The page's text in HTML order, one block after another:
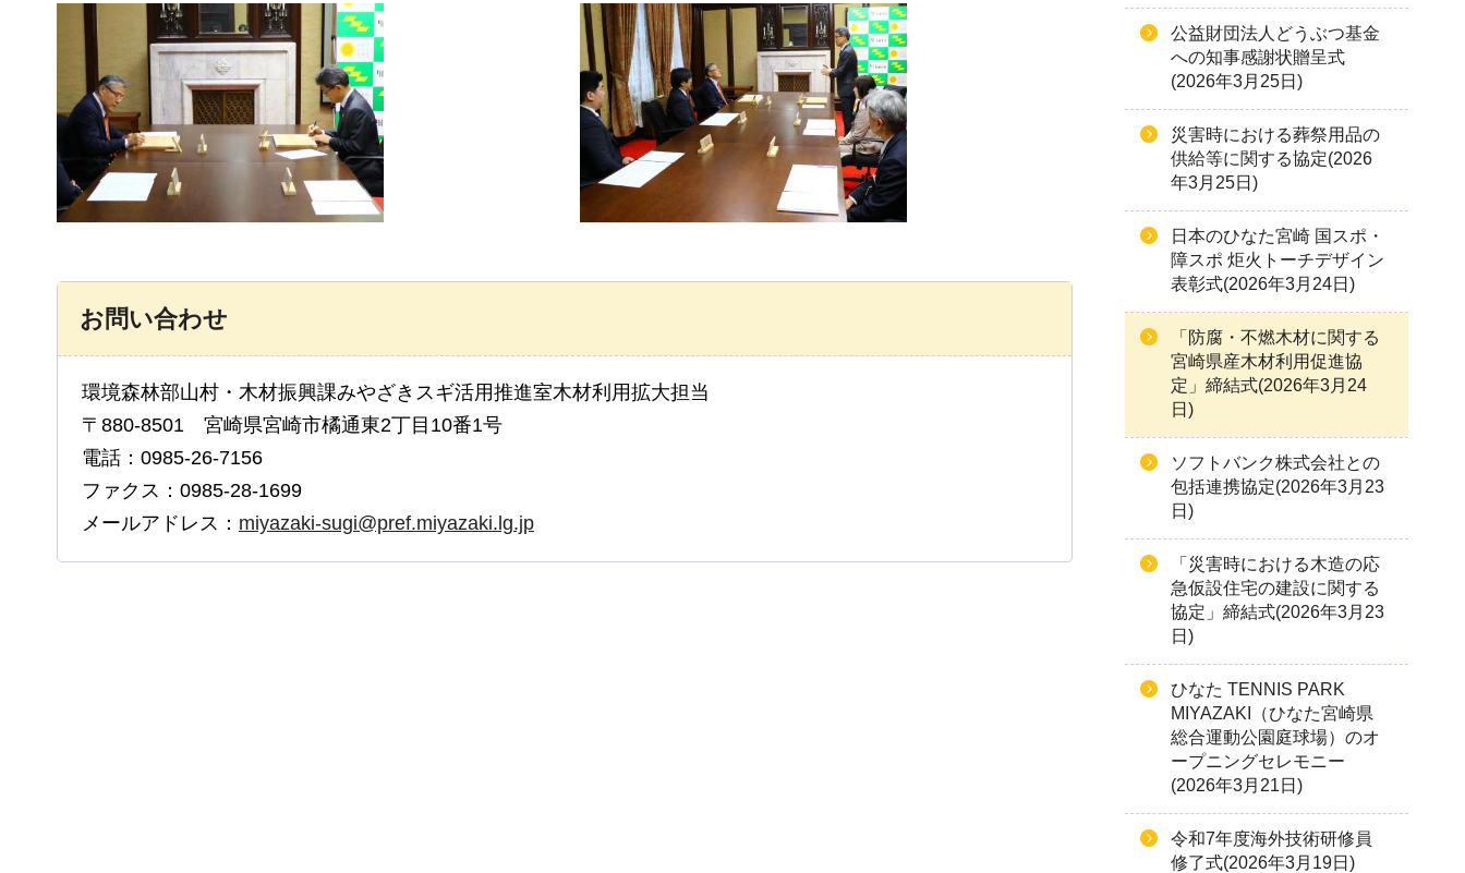
お問い合わせ
環境森林部山村・木材振興課みやざきスギ活用推進室木材利用拡大担当
〒880-8501 宮崎県宮崎市橘通東2丁目10番1号
電話：0985-26-7156
ファクス：0985-28-1699
メールアドレス： miyazaki-sugi@pref.miyazaki.lg.jp
公益財団法人どうぶつ基金
への知事感謝状贈呈式
(2026年3月25日)
災害時における葬祭用品の
供給等に関する協定(2026
年3月25日)
日本のひなた宮崎 国スポ・
障スポ 炬火トーチデザイン
表彰式(2026年3月24日)
「防腐・不燃木材に関する
宮崎県産木材利用促進協
定」締結式(2026年3月24
日)
ソフトバンク株式会社との
包括連携協定(2026年3月23
日)
「災害時における木造の応
急仮設住宅の建設に関する
協定」締結式(2026年3月23
日)
ひなた TENNIS PARK
MIYAZAKI（ひなた宮崎県
総合運動公園庭球場）のオ
ープニングセレモニー
(2026年3月21日)
令和7年度海外技術研修員
修了式(2026年3月19日)